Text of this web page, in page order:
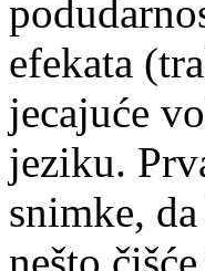
efekata
jecajuće
jeziku.
snimke,
nešto